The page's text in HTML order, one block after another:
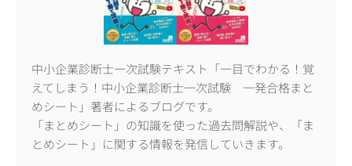
中小企業診断士一次試験テキスト「一目でわかる！覚
えてしまう！中小企業診断士一次試験 一発合格まと
めシート」著者によるブログです。
「まとめシート」の知識を使った過去問解説や、「ま
とめシート」に関する情報を発信していきます。